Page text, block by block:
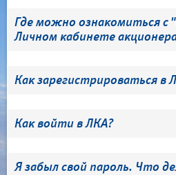
Где можно ознакомиться с
Личном кабинете
Как зарегистрироваться в
Как войти в ЛКА?
Я забыл свой пароль. Что